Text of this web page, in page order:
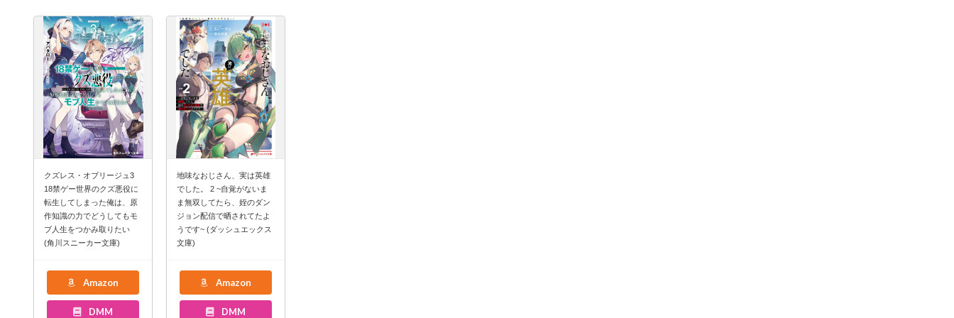
クズレス・オブリージュ3
18禁ゲー世界のクズ悪役に
転生してしまった俺は、原
作知識の力でどうしてもモ
ブ人生をつかみ取りたい
(角川スニーカー文庫)
Amazon
DMM
地味なおじさん、実は英雄
でした。 2 ~自覚がないま
ま無双してたら、姪のダン
ジョン配信で晒されてたよ
うです~ (ダッシュエックス
文庫)
Amazon
DMM